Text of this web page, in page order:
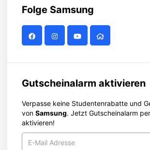
Folge Samsung
Gutscheinalarm aktivieren
Verpasse keine Studentenrabatte und
von Samsung. Jetzt Gutscheinalarm
aktivieren!